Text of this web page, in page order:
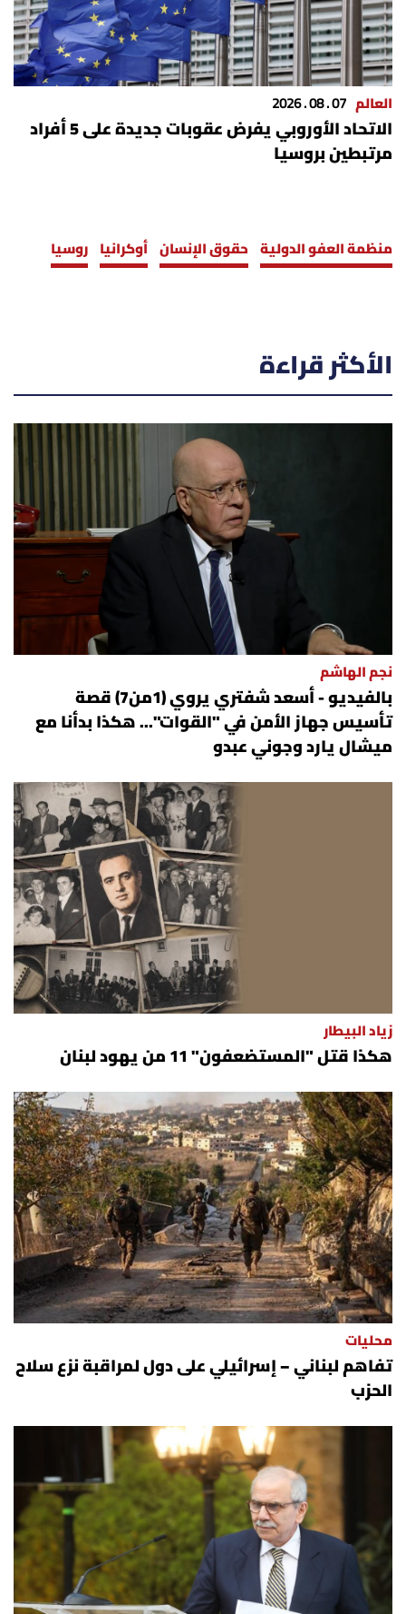
العالم 07 . 08 . 2026
الاتحاد الأوروبي يفرض عقوبات جديدة على 5 أفراد
مرتبطين بروسيا
منظمة العفو الدولية حقوق الإنسان أوكرانيا روسيا
الأكثر قراءة
نجم الهاشم
بالفيديو - أسعد شفتري يروي (1من7) قصة
تأسيس جهاز الأمن في "القوات"... هكذا بدأنا مع
ميشال يارد وجوني عبدو
زياد البيطار
هكذا قتل "المستضعفون" 11 من يهود لبنان
محليات
تفاهم لبناني – إسرائيلي على دول لمراقبة نزع سلاح
الحزب